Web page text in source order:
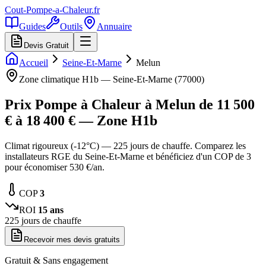
Cout-Pompe-a-Chaleur.fr
Guides
Outils Annuaire
Devis Gratuit
Accueil Seine-Et-Marne
Melun
Zone climatique H1b — Seine-Et-Marne (77000)
Prix Pompe à Chaleur à Melun de 11 500
€ à 18 400 € — Zone H1b
Climat rigoureux (-12°C) — 225 jours de chauffe. Comparez les
installateurs RGE du Seine-Et-Marne et bénéficiez d'un COP de 3
pour économiser 530 €/an.
COP3
ROI 15 ans
225 jours de chauffe
Recevoir mes devis gratuits
Gratuit & Sans engagement